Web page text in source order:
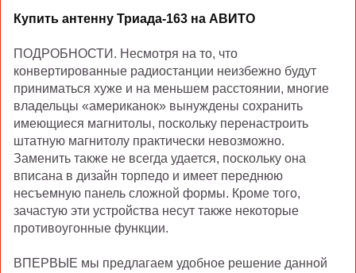
Купить антенну Триада-163 на АВИТО
ПОДРОБНОСТИ. Несмотря на то, что
конвертированные радиостанции неизбежно будут
приниматься хуже и на меньшем расстоянии, многие
владельцы «американок» вынуждены сохранить
имеющиеся магнитолы, поскольку перенастроить
штатную магнитолу практически невозможно.
Заменить также не всегда удается, поскольку она
вписана в дизайн торпедо и имеет переднюю
несъемную панель сложной формы. Кроме того,
зачастую эти устройства несут также некоторые
противоугонные функции.
ВПЕРВЫЕ мы предлагаем удобное решение данной